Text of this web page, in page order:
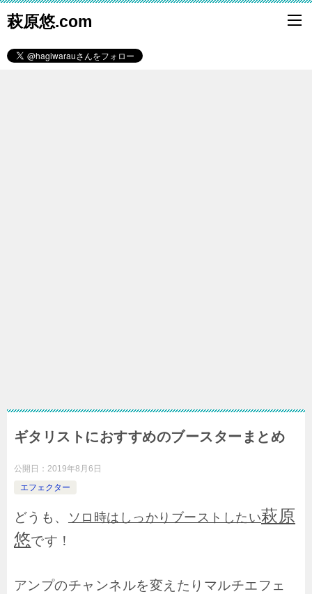
萩原悠.com
ギタリストにおすすめのブースターまとめ
公開日： 2019年8月6日
エフェクター
どうも、 ソロ時はしっかりブーストしたい萩原
悠です！
アンプのチャンネルを変えたりマルチエフェ